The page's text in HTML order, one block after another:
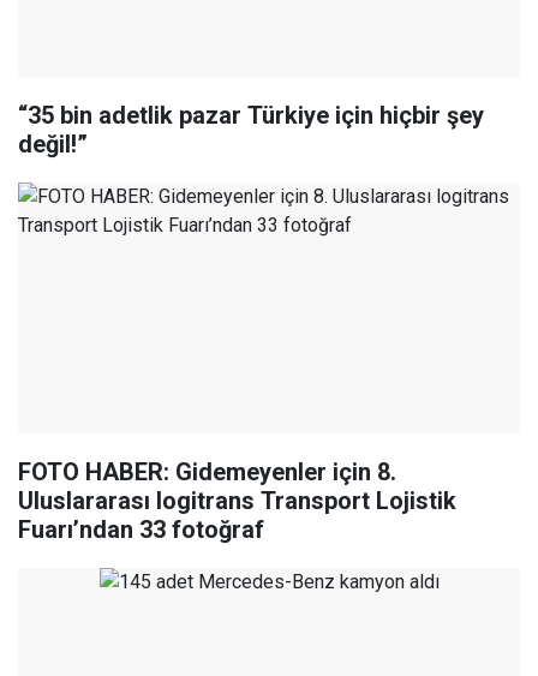
“35 bin adetlik pazar Türkiye için hiçbir şey
değil!”
FOTO HABER: Gidemeyenler için 8.
Uluslararası logitrans Transport Lojistik
Fuarı’ndan 33 fotoğraf